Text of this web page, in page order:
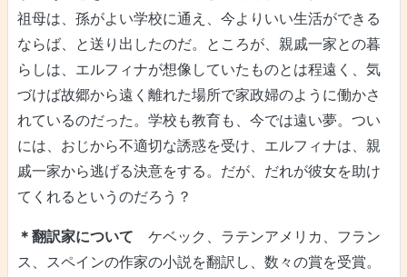
祖母は、孫がよい学校に通え、今よりいい生活ができる
ならば、と送り出したのだ。ところが、親戚一家との暮
らしは、エルフィナが想像していたものとは程遠く、気
づけば故郷から遠く離れた場所で家政婦のように働かさ
れているのだった。学校も教育も、今では遠い夢。つい
には、おじから不適切な誘惑を受け、エルフィナは、親
戚一家から逃げる決意をする。だが、だれが彼女を助け
てくれるというのだろう？
＊翻訳家について ケベック、ラテンアメリカ、フラン
ス、スペインの作家の小説を翻訳し、数々の賞を受賞。